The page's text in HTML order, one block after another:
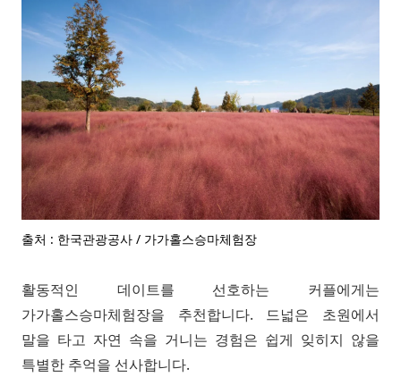
출처 : 한국관광공사 / 가가홀스승마체험장
활동적인 데이트를 선호하는 커플에게는
가가홀스승마체험장을 추천합니다. 드넓은 초원에서
말을 타고 자연 속을 거니는 경험은 쉽게 잊히지 않을
특별한 추억을 선사합니다.